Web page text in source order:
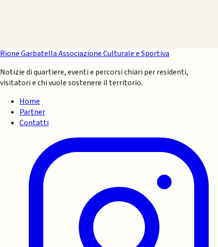
Rione GarbatellaAssociazione Culturale e Sportiva
Notizie di quartiere, eventi e percorsi chiari per residenti,
visitatori e chi vuole sostenere il territorio.
Home
Partner
Contatti